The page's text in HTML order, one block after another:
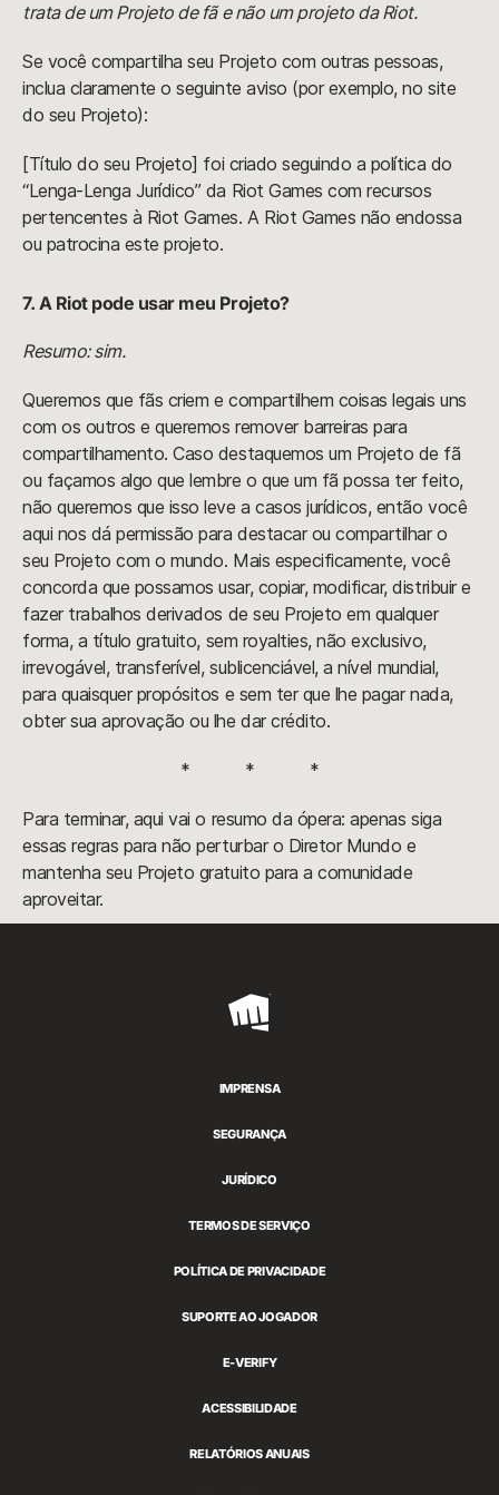
trata de um Projeto de fã e não um projeto da Riot.
Se você compartilha seu Projeto com outras pessoas,
inclua claramente o seguinte aviso (por exemplo, no site
do seu Projeto):
[Título do seu Projeto] foi criado seguindo a política do
“Lenga-Lenga Jurídico” da Riot Games com recursos
pertencentes à Riot Games. A Riot Games não endossa
ou patrocina este projeto.
7. A Riot pode usar meu Projeto?
Resumo: sim.
Queremos que fãs criem e compartilhem coisas legais uns
com os outros e queremos remover barreiras para
compartilhamento. Caso destaquemos um Projeto de fã
ou façamos algo que lembre o que um fã possa ter feito,
não queremos que isso leve a casos jurídicos, então você
aqui nos dá permissão para destacar ou compartilhar o
seu Projeto com o mundo. Mais especificamente, você
concorda que possamos usar, copiar, modificar, distribuir e
fazer trabalhos derivados de seu Projeto em qualquer
forma, a título gratuito, sem royalties, não exclusivo,
irrevogável, transferível, sublicenciável, a nível mundial,
para quaisquer propósitos e sem ter que lhe pagar nada,
obter sua aprovação ou lhe dar crédito.
* * *
Para terminar, aqui vai o resumo da ópera: apenas siga
essas regras para não perturbar o Diretor Mundo e
mantenha seu Projeto gratuito para a comunidade
aproveitar.
Riot
IMPRENSA
SEGURANÇA
JURÍDICO
TERMOS DE SERVIÇO
POLÍTICA DE PRIVACIDADE
SUPORTE AO JOGADOR
E-VERIFY
ACESSIBILIDADE
RELATÓRIOS ANUAIS